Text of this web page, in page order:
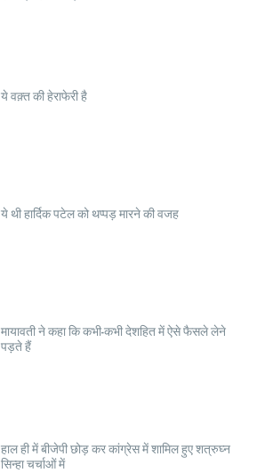
ये वक़्त की हेराफेरी है
ये थी हार्दिक पटेल को थप्पड़ मारने की वजह
मायावती ने कहा कि कभी-कभी देशहित में ऐसे फैसले लेने
पड़ते हैं
हाल ही में बीजेपी छोड़ कर कांग्रेस में शामिल हुए शत्रुघ्न
सिन्हा चर्चाओं में